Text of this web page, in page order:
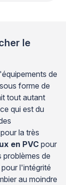
le
de
forme de
tout autant
qui est du
pour la très
en PVC pour
problèmes de
l'intégrité
au moindre